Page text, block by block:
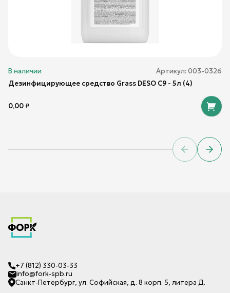
В наличии Артикул: 003-0326
Дезинфицирующее средство Grass DESO C9 - 5л (4)
0,00₽
Previous
Next
+7 (812) 330-03-33
info@fork-spb.ru
Санкт-Петербург, ул. Софийская, д. 8 корп. 5, литера Д.